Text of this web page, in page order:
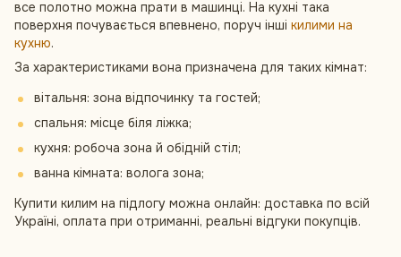
все полотно можна прати в машинці. На кухні така
поверхня почувається впевнено, поруч інші килими на
кухню.
За характеристиками вона призначена для таких кімнат:
вітальня: зона відпочинку та гостей;
спальня: місце біля ліжка;
кухня: робоча зона й обідній стіл;
ванна кімната: волога зона;
Купити килим на підлогу можна онлайн: доставка по всій
Україні, оплата при отриманні, реальні відгуки покупців.